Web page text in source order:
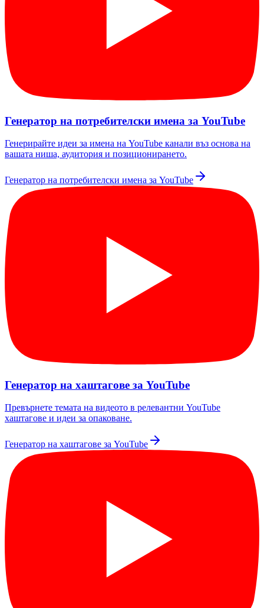
Генератор на потребителски имена за YouTube
Генерирайте идеи за имена на YouTube канали въз основа на
вашата ниша, аудитория и позиционирането.
Генератор на потребителски имена за YouTube
Генератор на хаштагове за YouTube
Превърнете темата на видеото в релевантни YouTube
хаштагове и идеи за опаковане.
Генератор на хаштагове за YouTube